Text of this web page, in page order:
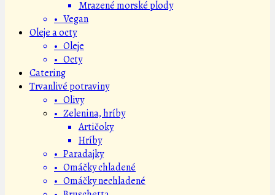
Mrazené morské plody
• Vegan
Oleje a octy
• Oleje
• Octy
Catering
Trvanlivé potraviny
• Olivy
• Zelenina, hríby
Artičoky
Hríby
• Paradajky
• Omáčky chladené
• Omáčky nechladené